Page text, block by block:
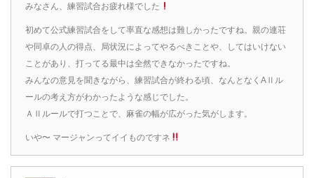
みなさん、練習試合お疲れ様でした
初めて公式練習試合をして率直な感想は難しかったですね。親の連荘
や同卓の人の得点、局状況によってやるべきことや、してはいけない
ことがあり、打ってる最中は全然できなかったですね。
みんなの意見を聞きながら、練習試合が終わる頃、なんとなくAⅡル
ールの考え方がわかったような感じでした。
ＡⅡルールで打つことで、麻雀の幅が広がった気がします。
いや〜 マージャンってイイものですネ